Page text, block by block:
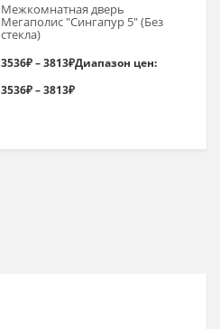
Межкомнатная дверь
Мегаполис "Сингапур 5" (Без
стекла)
3536₽–3813₽Диапазон цен:
3536₽ – 3813₽